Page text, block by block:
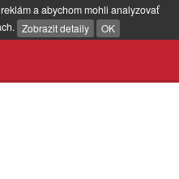
a abychom mohli analyzovať
Zobrazit detaily OK